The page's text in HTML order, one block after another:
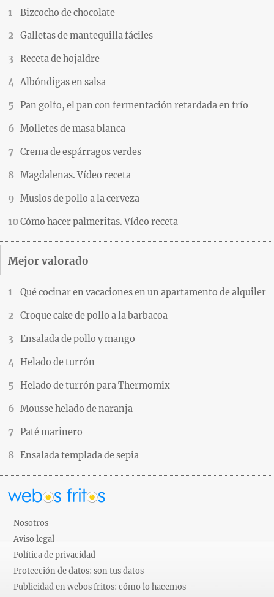
Bizcocho de chocolate
Galletas de mantequilla fáciles
Receta de hojaldre
Albóndigas en salsa
Pan golfo, el pan con fermentación retardada en frío
Molletes de masa blanca
Crema de espárragos verdes
Magdalenas. Vídeo receta
Muslos de pollo a la cerveza
Cómo hacer palmeritas. Vídeo receta
Mejor valorado
Qué cocinar en vacaciones en un apartamento de alquiler
Croque cake de pollo a la barbacoa
Ensalada de pollo y mango
Helado de turrón
Helado de turrón para Thermomix
Mousse helado de naranja
Paté marinero
Ensalada templada de sepia
Nosotros
Aviso legal
Política de privacidad
Protección de datos: son tus datos
Publicidad en webos fritos: cómo lo hacemos